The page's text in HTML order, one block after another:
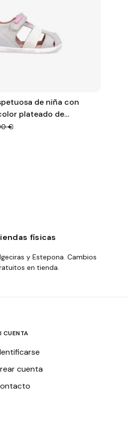
de niña con
plateado de
€
físicas
y Estepona. Cambios
en tienda.
CUENTA
cuenta